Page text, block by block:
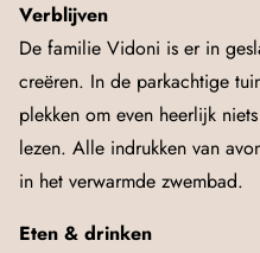
Verblijven
De familie Vidoni is er in
creëren. In de parkachtige
plekken om even heerlijk
lezen. Alle indrukken van
in het verwarmde zwembad.
Eten & drinken